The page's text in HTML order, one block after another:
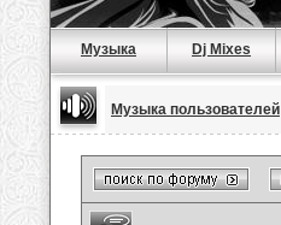
Музыка Dj Mixes
Музыка пользователей